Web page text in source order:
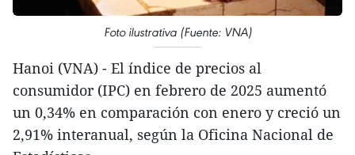
Foto ilustrativa (Fuente: VNA)
Hanoi (VNA) - El índice de precios al
consumidor (IPC) en febrero de 2025 aumentó
un 0,34% en comparación con enero y creció un
2,91% interanual, según la Oficina Nacional de